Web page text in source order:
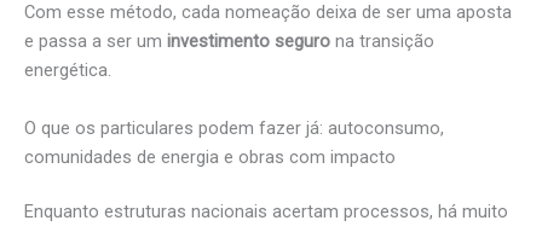
Com esse método, cada nomeação deixa de ser uma aposta
e passa a ser um investimento seguro na transição
energética.
O que os particulares podem fazer já: autoconsumo,
comunidades de energia e obras com impacto
Enquanto estruturas nacionais acertam processos, há muito